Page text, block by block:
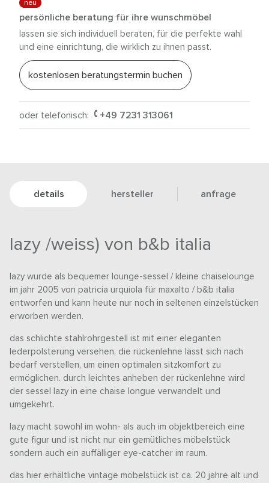
neu
persönliche beratung für ihre wunschmöbel
lassen sie sich individuell beraten, für die perfekte wahl
und eine einrichtung, die wirklich zu ihnen passt.
kostenlosen beratungstermin buchen
oder telefonisch: +49 7231 313061
details hersteller anfrage
lazy /weiss) von b&b italia
lazy wurde als bequemer lounge-sessel / kleine chaiselounge
im jahr 2005 von patricia urquiola für maxalto / b&b italia
entworfen und kann heute nur noch in seltenen einzelstücken
erworben werden.
das schlichte stahlrohrgestell ist mit einer eleganten
lederpolsterung versehen, die rückenlehne lässt sich nach
bedarf verstellen, um einen optimalen sitzkomfort zu
ermöglichen. durch leichtes anheben der rückenlehne wird
der sessel lazy in eine chaise longue verwandelt und
umgekehrt.
lazy macht sowohl im wohn- als auch im objektbereich eine
gute figur und ist nicht nur ein gemütliches möbelstück
sondern auch ein auffälliger eye-catcher im raum.
das hier erhältliche vintage möbelstück ist ca. 20 jahre alt und